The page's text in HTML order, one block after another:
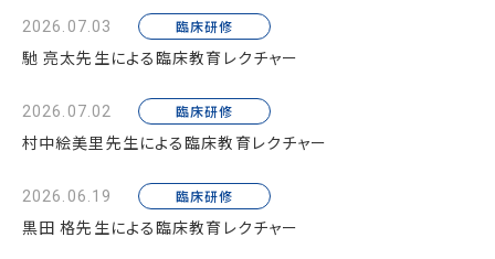
2026.07.03 臨床研修
馳 亮太先生による臨床教育レクチャー
2026.07.02 臨床研修
村中絵美里先生による臨床教育レクチャー
2026.06.19 臨床研修
黒田 格先生による臨床教育レクチャー